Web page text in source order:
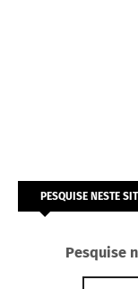
PESQUISE NESTE
Pesquise